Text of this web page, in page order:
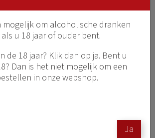
mogelijk om alcoholische dranken
u 18 jaar of ouder bent.
de 18 jaar? Klik dan op ja. Bent u
Dan is het niet mogelijk om een
in onze webshop.
Ja
met hetprivacy statement
Privacy